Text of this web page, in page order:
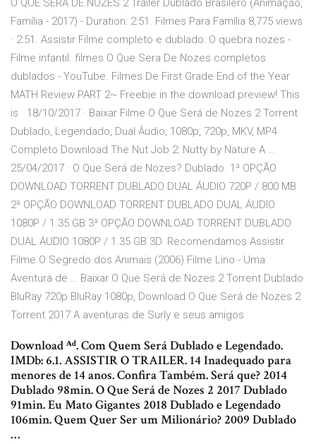
O QUE SERÁ DE NOZES 2 Trailer Dublado Brasilero (Animação,
Família - 2017) - Duration: 2:51. Filmes Para Família 8,775 views
· 2:51. Assistir Filme completo e dublado: O quebra nozes -
Filme infantil. filmes O Que Sera De Nozes completos
dublados - YouTube. Filmes De First Grade End of the Year
MATH Review PART 2~ Freebie in the download preview! This
is 18/10/2017 · Baixar Filme O Que Será de Nozes 2 Torrent
Dublado, Legendado, Dual Áudio, 1080p, 720p, MKV, MP4
Completo Download The Nut Job 2: Nutty by Nature A …
25/04/2017 · O Que Será de Nozes? Dublado. 1ª OPÇÃO
DOWNLOAD TORRENT DUBLADO DUAL ÁUDIO 720P / 800 MB
2ª OPÇÃO DOWNLOAD TORRENT DUBLADO DUAL ÁUDIO
1080P / 1.35 GB 3ª OPÇÃO DOWNLOAD TORRENT DUBLADO
DUAL ÁUDIO 1080P / 1.35 GB 3D. Recomendamos Assistir.
Filme O Segredo dos Animais (2006) Filme Lino - Uma
Aventura de … Baixar O Que Será de Nozes 2 Torrent Dublado
BluRay 720p BluRay 1080p, Download O Que Será de Nozes 2
Torrent 2017 A aventuras de Surly e seus amigos
Download ᴬᵈ. Com Quem Será Dublado e Legendado.
IMDb: 6.1. ASSISTIR O TRAILER. 14 Inadequado para
menores de 14 anos. Confira Também. Será que? 2014
Dublado 98min. O Que Será de Nozes 2 2017 Dublado
91min. Eu Mato Gigantes 2018 Dublado e Legendado
106min. Quem Quer Ser um Milionário? 2009 Dublado
…